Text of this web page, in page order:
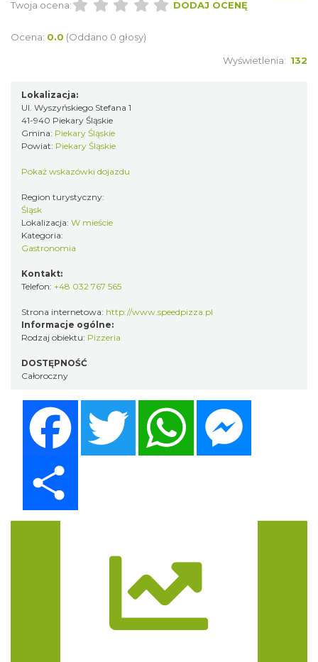
Twoja ocena:
DODAJ OCENĘ
Ocena: 0.0 (Oddano 0 głosy)
Wyświetlenia: 132
Lokalizacja:
Ul. Wyszyńskiego Stefana 1
41-940 Piekary Śląskie
Gmina: Piekary Śląskie
Powiat: Piekary Śląskie
Pokaż wskazówki dojazdu
Region turystyczny:
Śląsk
Lokalizacja: W mieście
Kategoria:
Gastronomia
Kontakt:
Telefon: +48 032 767 565
Strona internetowa: http://www.speedpizza.pl
Informacje ogólne:
Rodzaj obiektu: Pizzeria
DOSTĘPNOŚĆ
Całoroczny
Twitter WhatsApp